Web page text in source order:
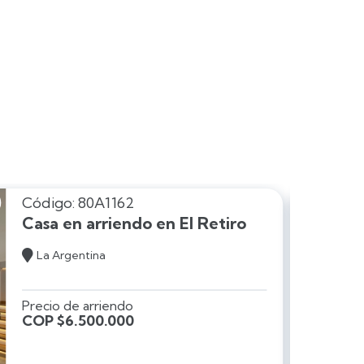
Código: 80A1162
Casa en arriendo en El Retiro
 La Argentina
Precio de arriendo
COP $6.500.000